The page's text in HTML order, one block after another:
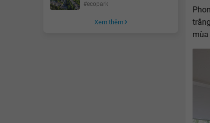
#ecopark
Xem thêm
mùa